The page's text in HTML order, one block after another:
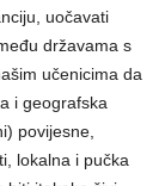
uočavati
državama s
učenicima da
i geografska
povijesne,
lokalna i pučka